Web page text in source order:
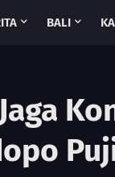
BALI